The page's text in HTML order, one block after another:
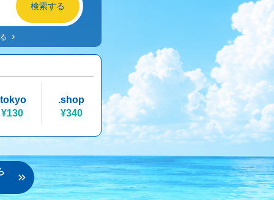
可能
GMO ID Amazon
のログイン画面へ遷移します
可能
GMO ID Amazon
カウント作成画面へ遷移します
¥130
.shop
¥340